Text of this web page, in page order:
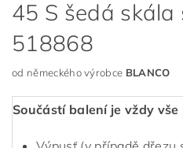
45 S šedá skála
518868
od německého výrobce BLANCO
Součástí balení je vždy